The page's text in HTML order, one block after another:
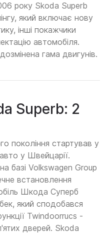
року Skoda Superb
який включає нову
інші покажчики
автомобіля.
гама двигунів.
Superb: 2
покоління стартував у
у Швейцарії.
базі Volkswagen Group
встановлення
Шкода Суперб
який сподобався
Twindoorrucs -
дверей. Skoda